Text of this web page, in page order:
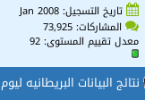
تاريخ التسجيل: Jan 2008
المشاركات: 73,925
معدل تقييم المستوى:92
نتائج البيانات البريطانيه ليوم 15/7/2008